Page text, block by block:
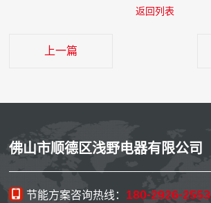
返回列表
上一篇
佛山市顺德区浅野电器有限公司
节能方案咨询热线： 180-2926-2553